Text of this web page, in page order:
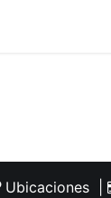
Ubicaciones